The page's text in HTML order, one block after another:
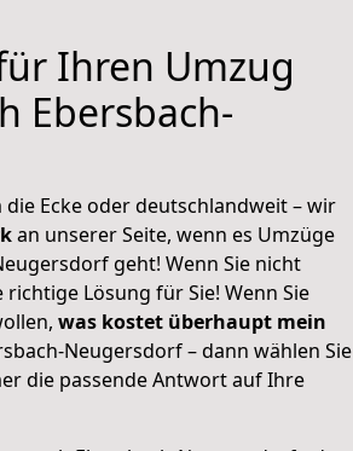
Ihren Umzug
Ebersbach-
Ecke oder deutschlandweit – wir
an unserer Seite, wenn es Umzüge
geht! Wenn Sie nicht
Lösung für Sie! Wenn Sie
was kostet überhaupt mein
Neugersdorf – dann wählen Sie
die passende Antwort auf Ihre